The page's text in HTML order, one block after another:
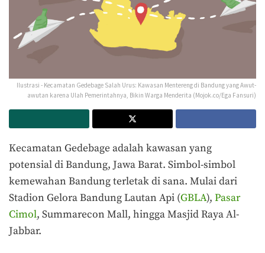
Ilustrasi - Kecamatan Gedebage Salah Urus: Kawasan Mentereng di Bandung yang Awut-
awutan karena Ulah Pemerintahnya, Bikin Warga Menderita (Mojok.co/Ega Fansuri)
Kecamatan Gedebage adalah kawasan yang
potensial di Bandung, Jawa Barat. Simbol-simbol
kemewahan Bandung terletak di sana. Mulai dari
Stadion Gelora Bandung Lautan Api (GBLA), Pasar
Cimol, Summarecon Mall, hingga Masjid Raya Al-
Jabbar.